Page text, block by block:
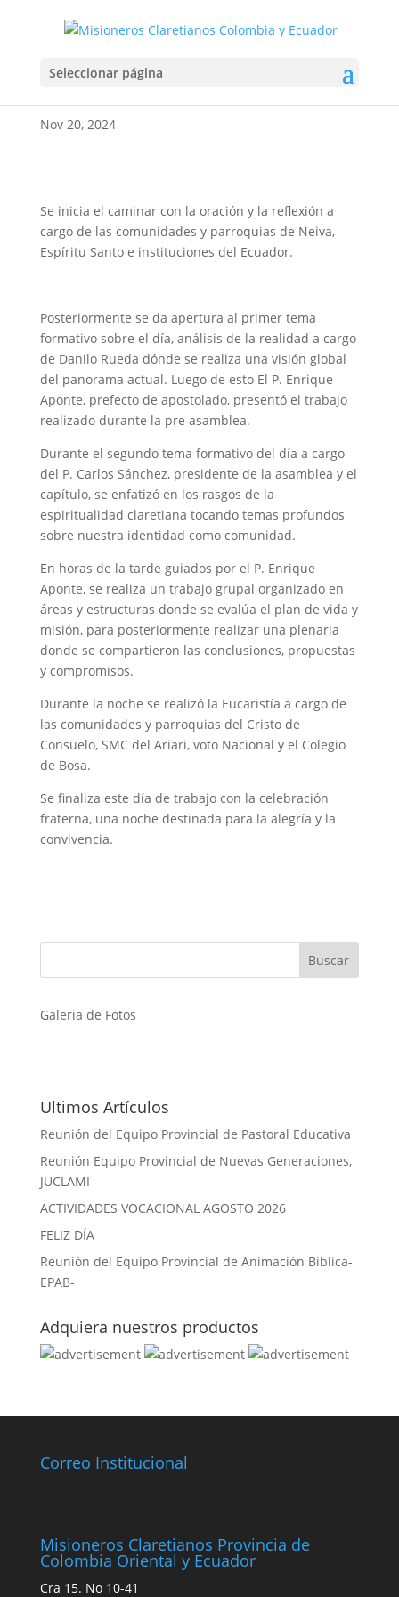
Seleccionar página
Segundo día XIX
Asamblea Pastoral
Nov 20, 2024
Se inicia el caminar con la oración y la reflexión a
cargo de las comunidades y parroquias de Neiva,
Espíritu Santo e instituciones del Ecuador.
Posteriormente se da apertura al primer tema
formativo sobre el día, análisis de la realidad a cargo
de Danilo Rueda dónde se realiza una visión global
del panorama actual. Luego de esto El P. Enrique
Aponte, prefecto de apostolado, presentó el trabajo
realizado durante la pre asamblea.
Durante el segundo tema formativo del día a cargo
del P. Carlos Sánchez, presidente de la asamblea y el
capítulo, se enfatizó en los rasgos de la
espiritualidad claretiana tocando temas profundos
sobre nuestra identidad como comunidad.
En horas de la tarde guiados por el P. Enrique
Aponte, se realiza un trabajo grupal organizado en
áreas y estructuras donde se evalúa el plan de vida y
misión, para posteriormente realizar una plenaria
donde se compartieron las conclusiones, propuestas
y compromisos.
Durante la noche se realizó la Eucaristía a cargo de
las comunidades y parroquias del Cristo de
Consuelo, SMC del Ariari, voto Nacional y el Colegio
de Bosa.
Se finaliza este día de trabajo con la celebración
fraterna, una noche destinada para la alegría y la
convivencia.
Galeria de Fotos
Ultimos Artículos
Reunión del Equipo Provincial de Pastoral Educativa
Reunión Equipo Provincial de Nuevas Generaciones,
JUCLAMI
ACTIVIDADES VOCACIONAL AGOSTO 2026
FELIZ DÍA
Reunión del Equipo Provincial de Animación Bíblica-
EPAB-
Adquiera nuestros productos
Correo Institucional
Misioneros Claretianos Provincia de
Colombia Oriental y Ecuador
Cra 15. No 10-41